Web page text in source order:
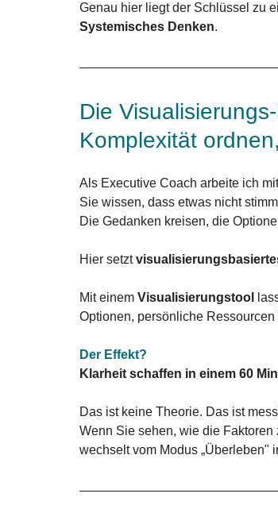
Genau hier liegt der Schlüssel zu
Systemisches Denken.
Die
Komplexität
Als Executive Coach arbeite ich
Sie wissen, dass etwas nicht
Die Gedanken kreisen, die
Hier setzt
Mit einem Visualisierungstool
Optionen, persönliche
Der Effekt?
Klarheit schaffen in einem 60
Das ist keine Theorie. Das ist
Wenn Sie sehen, wie die
wechselt vom Modus „Überleben"